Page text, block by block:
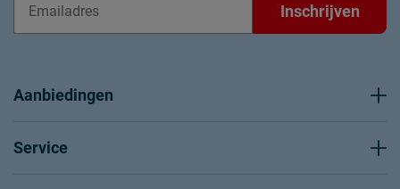
Inschrijven
Aanbiedingen
Service